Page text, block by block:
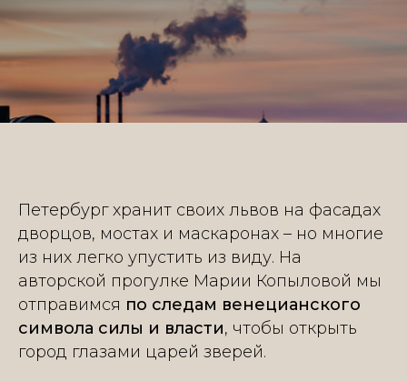
Петербург хранит своих львов на фасадах
дворцов, мостах и маскаронах – но многие
из них легко упустить из виду. На
авторской прогулке Марии Копыловой мы
отправимся по следам венецианского
символа силы и власти, чтобы открыть
город глазами царей зверей.